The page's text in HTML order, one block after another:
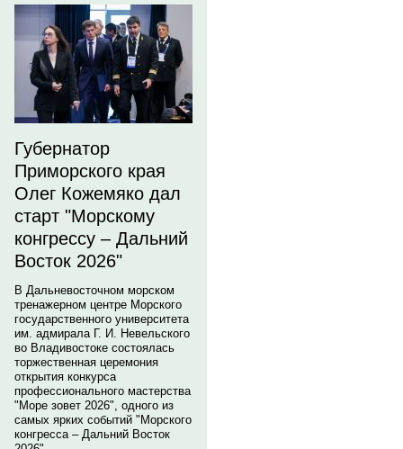
Губернатор
Приморского края
Олег Кожемяко дал
старт "Морскому
конгрессу – Дальний
Восток 2026"
В Дальневосточном морском
тренажерном центре Морского
государственного университета
им. адмирала Г. И. Невельского
во Владивостоке состоялась
торжественная церемония
открытия конкурса
профессионального мастерства
"Море зовет 2026", одного из
самых ярких событий "Морского
конгресса – Дальний Восток